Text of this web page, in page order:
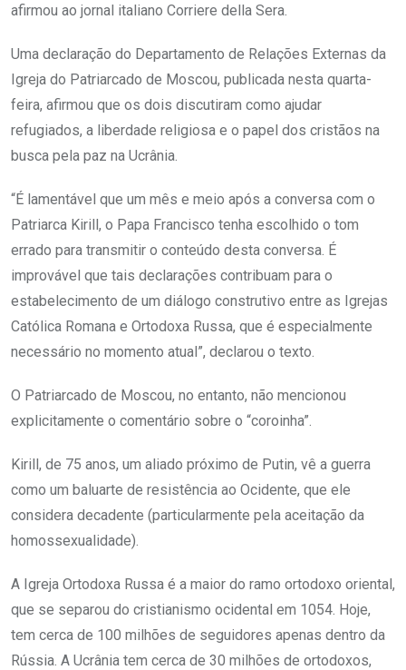
afirmou ao jornal italiano Corriere della Sera.
Uma declaração do Departamento de Relações Externas da
Igreja do Patriarcado de Moscou, publicada nesta quarta-
feira, afirmou que os dois discutiram como ajudar
refugiados, a liberdade religiosa e o papel dos cristãos na
busca pela paz na Ucrânia.
“É lamentável que um mês e meio após a conversa com o
Patriarca Kirill, o Papa Francisco tenha escolhido o tom
errado para transmitir o conteúdo desta conversa. É
improvável que tais declarações contribuam para o
estabelecimento de um diálogo construtivo entre as Igrejas
Católica Romana e Ortodoxa Russa, que é especialmente
necessário no momento atual”, declarou o texto.
O Patriarcado de Moscou, no entanto, não mencionou
explicitamente o comentário sobre o “coroinha”.
Kirill, de 75 anos, um aliado próximo de Putin, vê a guerra
como um baluarte de resistência ao Ocidente, que ele
considera decadente (particularmente pela aceitação da
homossexualidade).
A Igreja Ortodoxa Russa é a maior do ramo ortodoxo oriental,
que se separou do cristianismo ocidental em 1054. Hoje,
tem cerca de 100 milhões de seguidores apenas dentro da
Rússia. A Ucrânia tem cerca de 30 milhões de ortodoxos,